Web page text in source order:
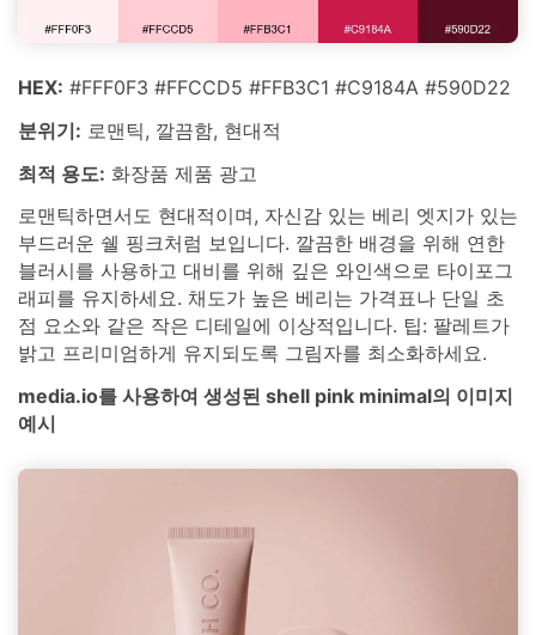
HEX: #FFF0F3 #FFCCD5 #FFB3C1 #C9184A #590D22
분위기: 로맨틱, 깔끔함, 현대적
최적 용도: 화장품 제품 광고
로맨틱하면서도 현대적이며, 자신감 있는 베리 엣지가 있는
부드러운 쉘 핑크처럼 보입니다. 깔끔한 배경을 위해 연한
블러시를 사용하고 대비를 위해 깊은 와인색으로 타이포그
래피를 유지하세요. 채도가 높은 베리는 가격표나 단일 초
점 요소와 같은 작은 디테일에 이상적입니다. 팁: 팔레트가
밝고 프리미엄하게 유지되도록 그림자를 최소화하세요.
media.io를 사용하여 생성된 shell pink minimal의 이미지
예시